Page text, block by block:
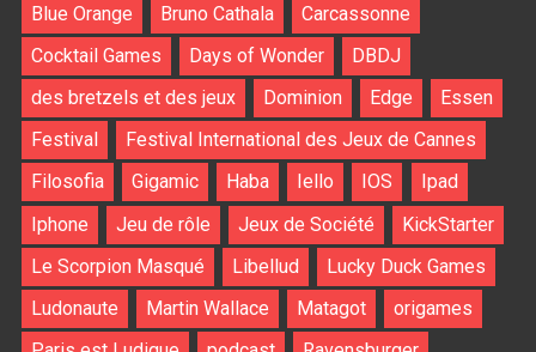
Blue Orange
Bruno Cathala
Carcassonne
Cocktail Games
Days of Wonder
DBDJ
des bretzels et des jeux
Dominion Edge
Essen
Festival
Festival International des Jeux de Cannes
Filosofia
Gigamic Haba Iello IOS
Ipad
Iphone
Jeu de rôle Jeux de Société
KickStarter
Le Scorpion Masqué
Libellud
Lucky Duck Games
Ludonaute
Martin Wallace Matagot
origames